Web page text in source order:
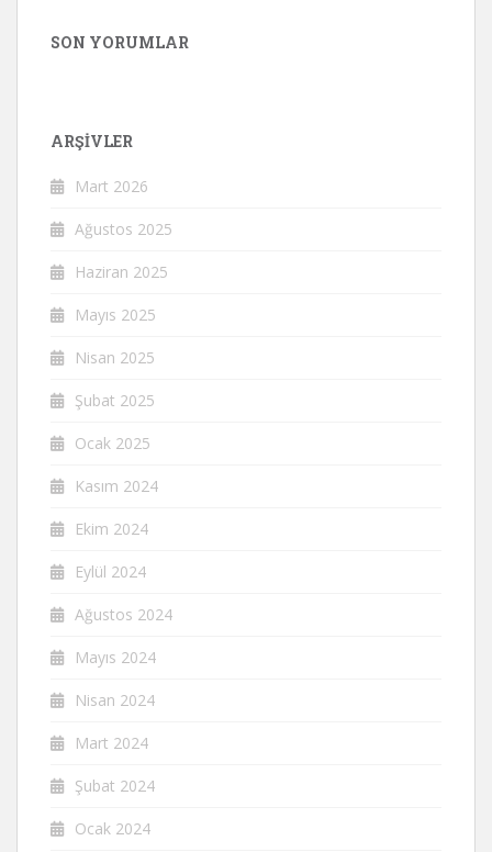
SON YORUMLAR
ARŞIVLER
Mart 2026
Ağustos 2025
Haziran 2025
Mayıs 2025
Nisan 2025
Şubat 2025
Ocak 2025
Kasım 2024
Ekim 2024
Eylül 2024
Ağustos 2024
Mayıs 2024
Nisan 2024
Mart 2024
Şubat 2024
Ocak 2024